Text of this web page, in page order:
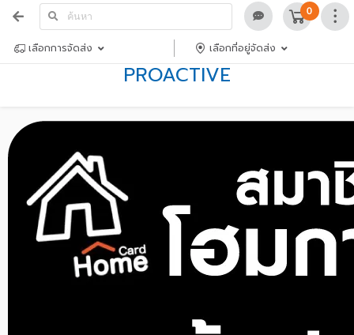
0
เลือกการจัดส่ง เลือกที่อยู่จัดส่ง
PROACTIVE